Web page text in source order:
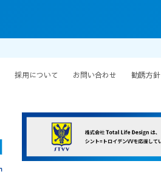
採用について お問い合わせ 勧誘方針